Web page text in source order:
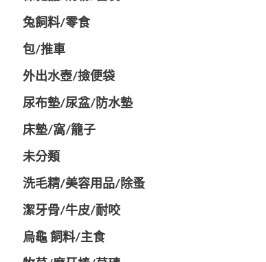
兔飼料/零食
包/推車
外出水壺/撿便袋
尿布墊/尿盆/防水墊
️床墊/窩/籠子
未分類
洗毛精/美容用品/除蚤
潔牙骨/牛皮/耐咬
烏龜 飼料/主食